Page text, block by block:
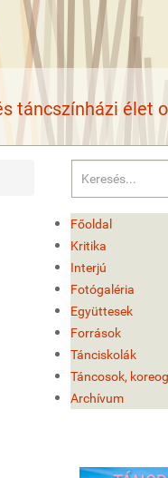
táncszínházi élet
Keresés
Főoldal
Kritika
Interjú
Fotógaléria
Együttesek
Források
Tánciskolák
Táncosok,
Archívum